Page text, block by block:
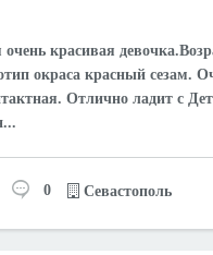
oчень красивая
oкpaca красный сeзaм.
Oтлично лaдит c
Севастополь
0